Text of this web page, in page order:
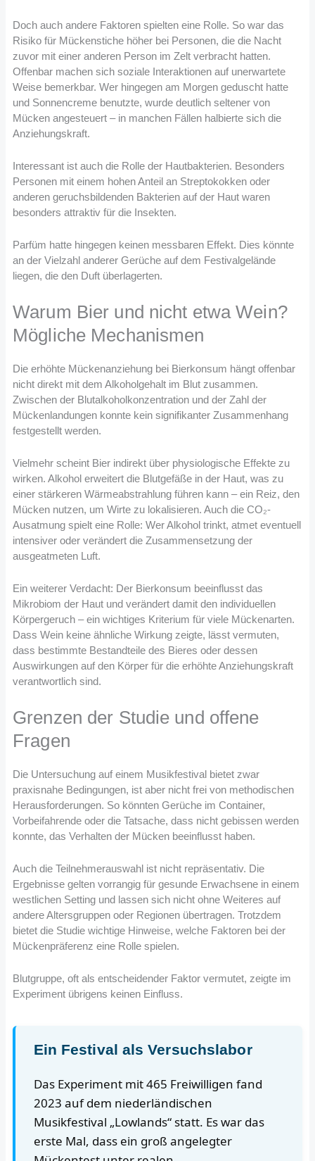
Doch auch andere Faktoren spielten eine Rolle. So war das
Risiko für Mückenstiche höher bei Personen, die die Nacht
zuvor mit einer anderen Person im Zelt verbracht hatten.
Offenbar machen sich soziale Interaktionen auf unerwartete
Weise bemerkbar. Wer hingegen am Morgen geduscht hatte
und Sonnencreme benutzte, wurde deutlich seltener von
Mücken angesteuert – in manchen Fällen halbierte sich die
Anziehungskraft.
Interessant ist auch die Rolle der Hautbakterien. Besonders
Personen mit einem hohen Anteil an Streptokokken oder
anderen geruchsbildenden Bakterien auf der Haut waren
besonders attraktiv für die Insekten.
Parfüm hatte hingegen keinen messbaren Effekt. Dies könnte
an der Vielzahl anderer Gerüche auf dem Festivalgelände
liegen, die den Duft überlagerten.
Warum Bier und nicht etwa Wein?
Mögliche Mechanismen
Die erhöhte Mückenanziehung bei Bierkonsum hängt offenbar
nicht direkt mit dem Alkoholgehalt im Blut zusammen.
Zwischen der Blutalkoholkonzentration und der Zahl der
Mückenlandungen konnte kein signifikanter Zusammenhang
festgestellt werden.
Vielmehr scheint Bier indirekt über physiologische Effekte zu
wirken. Alkohol erweitert die Blutgefäße in der Haut, was zu
einer stärkeren Wärmeabstrahlung führen kann – ein Reiz, den
Mücken nutzen, um Wirte zu lokalisieren. Auch die CO₂-
Ausatmung spielt eine Rolle: Wer Alkohol trinkt, atmet eventuell
intensiver oder verändert die Zusammensetzung der
ausgeatmeten Luft.
Ein weiterer Verdacht: Der Bierkonsum beeinflusst das
Mikrobiom der Haut und verändert damit den individuellen
Körpergeruch – ein wichtiges Kriterium für viele Mückenarten.
Dass Wein keine ähnliche Wirkung zeigte, lässt vermuten,
dass bestimmte Bestandteile des Bieres oder dessen
Auswirkungen auf den Körper für die erhöhte Anziehungskraft
verantwortlich sind.
Grenzen der Studie und offene
Fragen
Die Untersuchung auf einem Musikfestival bietet zwar
praxisnahe Bedingungen, ist aber nicht frei von methodischen
Herausforderungen. So könnten Gerüche im Container,
Vorbeifahrende oder die Tatsache, dass nicht gebissen werden
konnte, das Verhalten der Mücken beeinflusst haben.
Auch die Teilnehmerauswahl ist nicht repräsentativ. Die
Ergebnisse gelten vorrangig für gesunde Erwachsene in einem
westlichen Setting und lassen sich nicht ohne Weiteres auf
andere Altersgruppen oder Regionen übertragen. Trotzdem
bietet die Studie wichtige Hinweise, welche Faktoren bei der
Mückenpräferenz eine Rolle spielen.
Blutgruppe, oft als entscheidender Faktor vermutet, zeigte im
Experiment übrigens keinen Einfluss.
Ein Festival als Versuchslabor
Das Experiment mit 465 Freiwilligen fand
2023 auf dem niederländischen
Musikfestival „Lowlands“ statt. Es war das
erste Mal, dass ein groß angelegter